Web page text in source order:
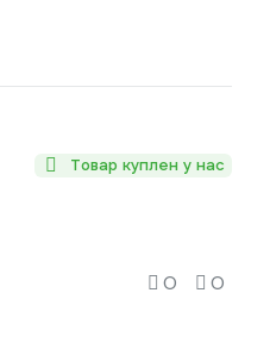
Товар куплен у нас
0 0